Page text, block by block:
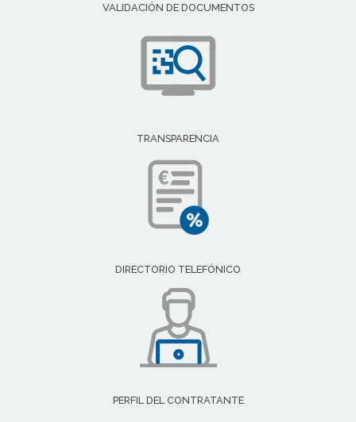
VALIDACIÓN DE DOCUMENTOS
TRANSPARENCIA
DIRECTORIO TELEFÓNICO
PERFIL DEL CONTRATANTE